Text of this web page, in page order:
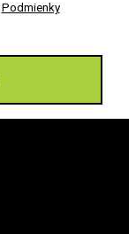
Podmienky